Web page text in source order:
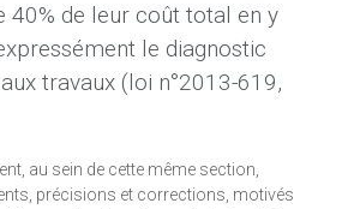
40% de leur coût total en y
le diagnostic
travaux (loi n°2013-619,
au sein de cette même section,
précisions et corrections, motivés